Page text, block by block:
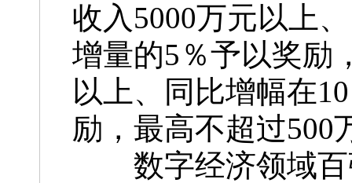
收入5000万元以上
增量的5％予以奖励
以上、同比增幅在
励，最高不超过500
数字经济领域百